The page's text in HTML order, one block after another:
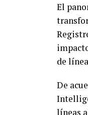
El
de
De
líneas